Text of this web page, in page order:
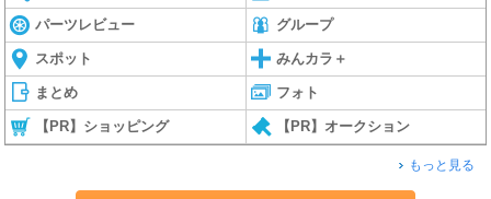
パーツレビュー グループ
スポット みんカラ＋
まとめ フォト
【PR】ショッピング 【PR】オークション
もっと見る